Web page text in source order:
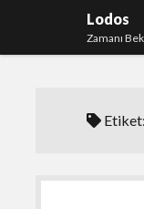
Lodos
Zamanı